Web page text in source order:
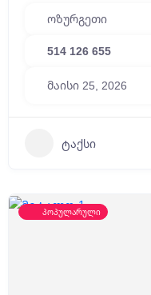
ოზურგეთი
514 126 655
მაისი 25, 2026
ტაქსი
პოპულარული